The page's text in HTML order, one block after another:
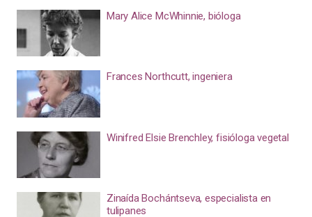
Mary Alice McWhinnie, bióloga
Frances Northcutt, ingeniera
Winifred Elsie Brenchley, fisióloga vegetal
Zinaída Bochántseva, especialista en
tulipanes